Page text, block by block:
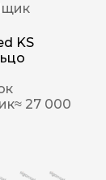
KS
≈ 27 000